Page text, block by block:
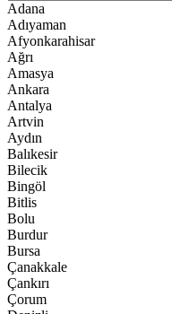
Adana
Adıyaman
Afyonkarahisar
Ağrı
Amasya
Ankara
Antalya
Artvin
Aydın
Balıkesir
Bilecik
Bingöl
Bitlis
Bolu
Burdur
Bursa
Çanakkale
Çankırı
Çorum